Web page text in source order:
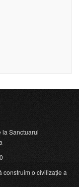
la Sanctuarul
0
construim o civilizație a